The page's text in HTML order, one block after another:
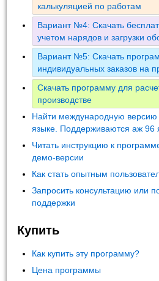
калькуляцией по работам
Вариант №4: Скачать
учетом нарядов и загрузки
Вариант №5: Скачать
индивидуальных заказов на
Скачать программу для
производстве
Найти международную
языке. Поддерживаются аж 96
Читать инструкцию к
демо-версии
Как стать опытным
Запросить консультацию или
поддержки
Купить
Как купить эту программу?
Цена программы